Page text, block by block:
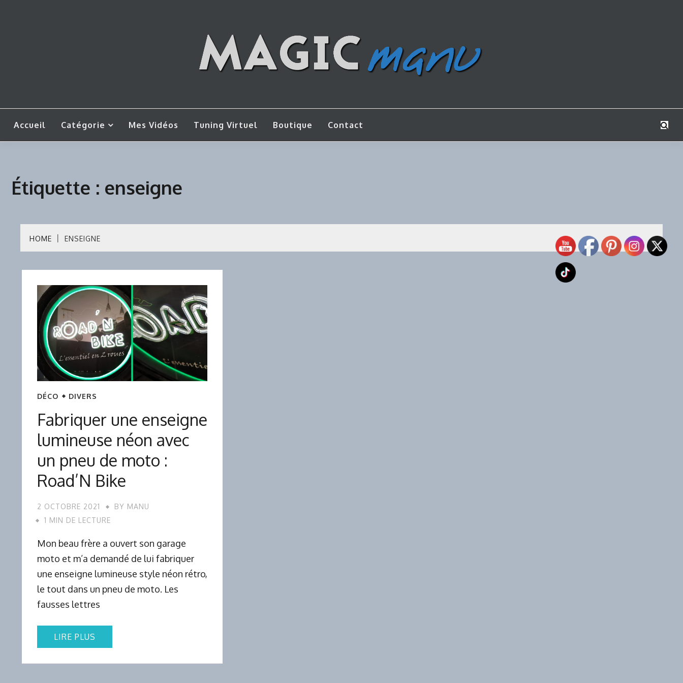
MAGICMANU
Accueil Catégorie Mes Vidéos Tuning Virtuel Boutique Contact
Étiquette : enseigne
HOME ENSEIGNE
DÉCO DIVERS
Fabriquer une enseigne
lumineuse néon avec
un pneu de moto :
Road’N Bike
2 OCTOBRE 2021 BY MANU
1 MIN DE LECTURE
Mon beau frère a ouvert son garage
moto et m’a demandé de lui fabriquer
une enseigne lumineuse style néon rétro,
le tout dans un pneu de moto. Les
fausses lettres
LIRE PLUS